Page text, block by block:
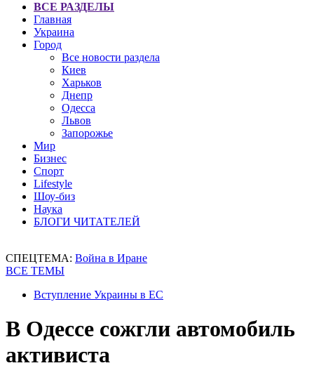
ВСЕ РАЗДЕЛЫ
Главная
Украина
Город
Все новости раздела
Киев
Харьков
Днепр
Одесса
Львов
Запорожье
Мир
Бизнес
Спорт
Lifestyle
Шоу-биз
Наука
БЛОГИ ЧИТАТЕЛЕЙ
СПЕЦТЕМА: Война в Иране
ВСЕ ТЕМЫ
Вступление Украины в ЕС
В Одессе сожгли автомобиль
активиста